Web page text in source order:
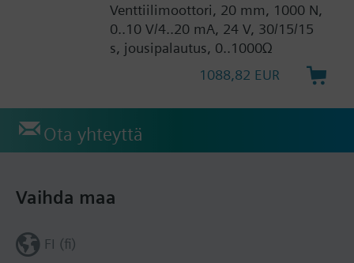
Venttiilimoottori, 20 mm, 1000 N,
0..10 V/4..20 mA, 24 V, 30/15/15
s, jousipalautus, 0..1000Ω
1088,82 EUR
Ota yhteyttä
Vaihda maa
FI (fi)